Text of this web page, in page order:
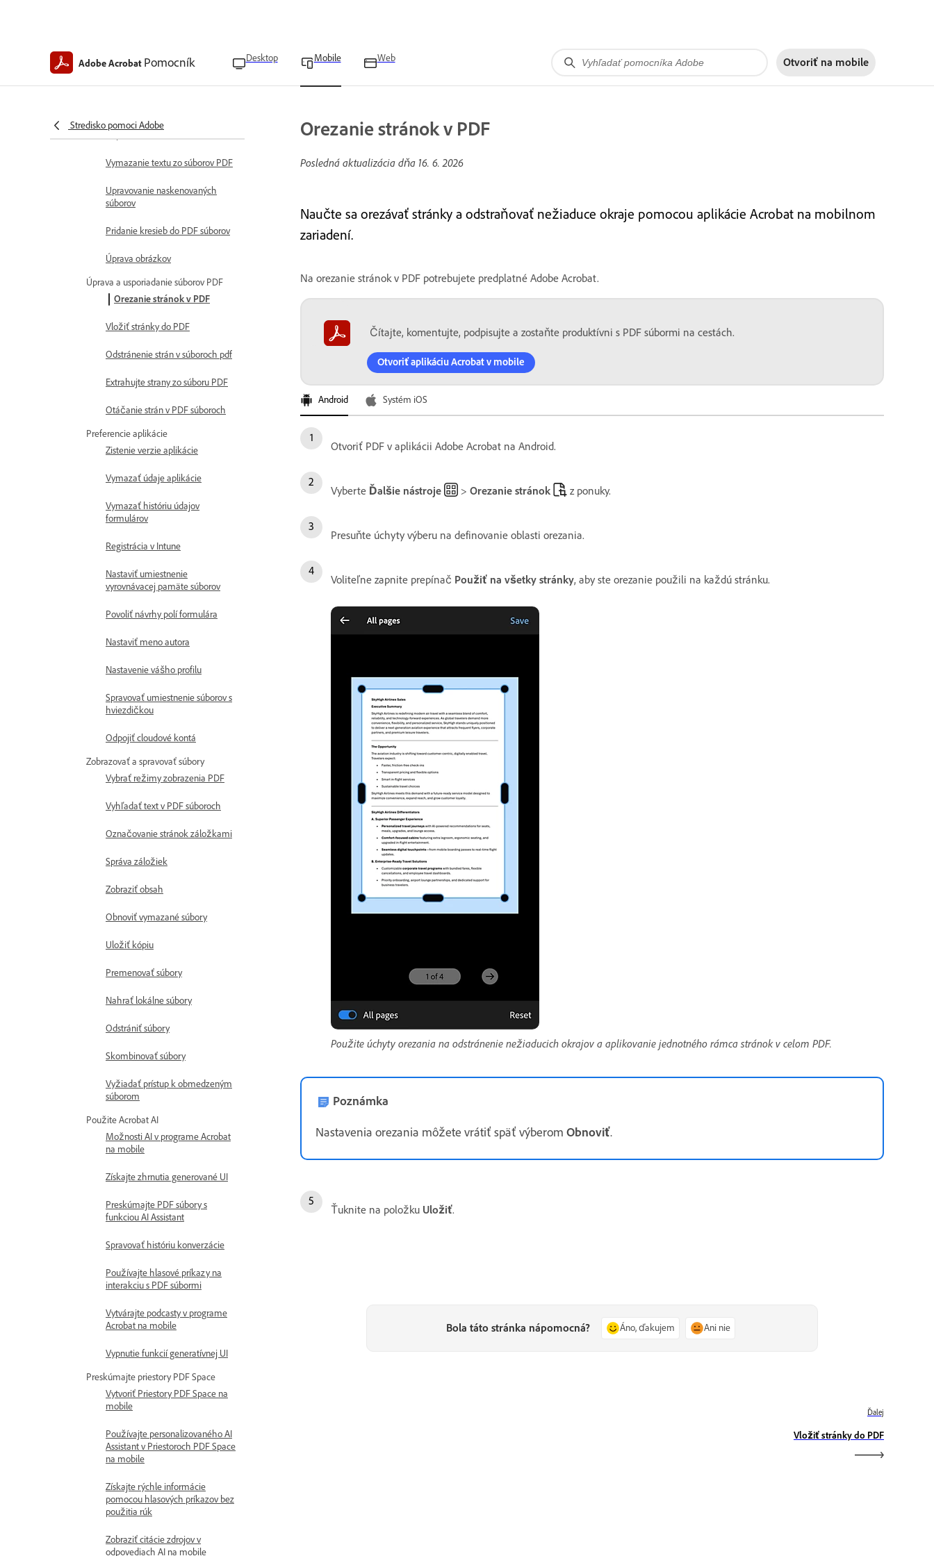
Adobe Acrobat Pomocník Desktop Mobile Web Otvoriť na mobile
Stredisko pomoci Adobe
aplikácie Adobe Express
Vymazanie textu zo súborov PDF
Upravovanie naskenovaných
súborov
Pridanie kresieb do PDF súborov
Úprava obrázkov
Úprava a usporiadanie súborov PDF
Orezanie stránok v PDF
Vložiť stránky do PDF
Odstránenie strán v súboroch pdf
Extrahujte strany zo súboru PDF
Otáčanie strán v PDF súboroch
Preferencie aplikácie
Zistenie verzie aplikácie
Vymazať údaje aplikácie
Vymazať históriu údajov
formulárov
Registrácia v Intune
Nastaviť umiestnenie
vyrovnávacej pamäte súborov
Povoliť návrhy polí formulára
Nastaviť meno autora
Nastavenie vášho profilu
Spravovať umiestnenie súborov s
hviezdičkou
Odpojiť cloudové kontá
Zobrazovať a spravovať súbory
Vybrať režimy zobrazenia PDF
Vyhľadať text v PDF súboroch
Označovanie stránok záložkami
Správa záložiek
Zobraziť obsah
Obnoviť vymazané súbory
Uložiť kópiu
Premenovať súbory
Nahrať lokálne súbory
Odstrániť súbory
Skombinovať súbory
Vyžiadať prístup k obmedzeným
súborom
Použite Acrobat AI
Možnosti AI v programe Acrobat
na mobile
Získajte zhrnutia generované UI
Preskúmajte PDF súbory s
funkciou AI Assistant
Spravovať históriu konverzácie
Používajte hlasové príkazy na
interakciu s PDF súbormi
Vytvárajte podcasty v programe
Acrobat na mobile
Vypnutie funkcií generatívnej UI
Preskúmajte priestory PDF Space
Vytvoriť Priestory PDF Space na
mobile
Používajte personalizovaného AI
Assistant v Priestoroch PDF Space
na mobile
Získajte rýchle informácie
pomocou hlasových príkazov bez
použitia rúk
Zobraziť citácie zdrojov v
odpovediach AI na mobile
Orezanie stránok v PDF
Posledná aktualizácia dňa 16. 6. 2026
Naučte sa orezávať stránky a odstraňovať nežiaduce okraje pomocou aplikácie Acrobat na mobilnom
zariadení.
Na orezanie stránok v PDF potrebujete predplatné Adobe Acrobat.
Čítajte, komentujte, podpisujte a zostaňte produktívni s PDF súbormi na cestách.
Otvoriť aplikáciu Acrobat v mobile
Android Systém iOS
Otvoriť PDF v aplikácii Adobe Acrobat na Android.
Vyberte Ďalšie nástroje > Orezanie stránok z ponuky.
Presuňte úchyty výberu na definovanie oblasti orezania.
Voliteľne zapnite prepínač Použiť na všetky stránky, aby ste orezanie použili na každú stránku.
Použite úchyty orezania na odstránenie nežiaducich okrajov a aplikovanie jednotného rámca stránok v celom PDF.
Poznámka
Nastavenia orezania môžete vrátiť späť výberom Obnoviť.
Ťuknite na položku Uložiť.
Bola táto stránka nápomocná? Áno, ďakujem Ani nie
Ďalej
Vložiť stránky do PDF